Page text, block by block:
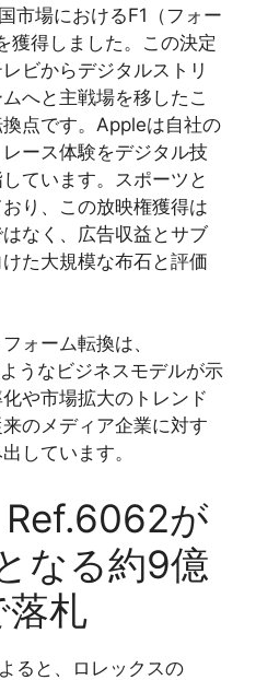
市場におけるF1（フォー
獲得しました。この決定
ビからデジタルストリ
へと主戦場を移したこ
点です。Appleは自社の
ース体験をデジタル技
ています。スポーツと
り、この放映権獲得は
なく、広告収益とサブ
た大規模な布石と評価
ォーム転換は、
うなビジネスモデルが示
や市場拡大のトレンド
のメディア企業に対す
しています。
が
なる約9億
札
ると、ロレックスの